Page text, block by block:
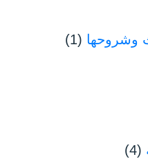
وشروحها (1)
(4)